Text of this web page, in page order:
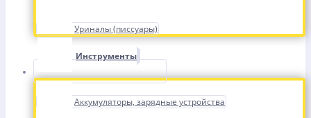
Уриналы (писсуары)
Инструменты
Аккумуляторы, зарядные устройства